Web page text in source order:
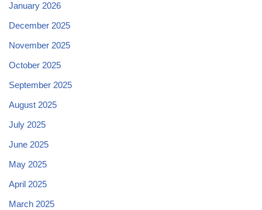
January 2026
December 2025
November 2025
October 2025
September 2025
August 2025
July 2025
June 2025
May 2025
April 2025
March 2025